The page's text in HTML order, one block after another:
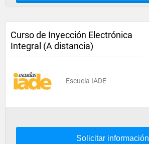
Curso de Inyección Electrónica
Integral (A distancia)
Escuela IADE
Solicitar información